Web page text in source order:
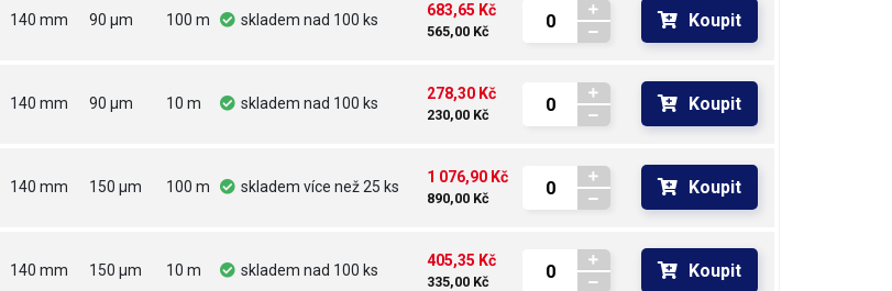
140 mm 90 µm 100 m skladem nad 100 ks
683,65 Kč
565,00 Kč
Koupit
140 mm 90 µm 10 m skladem nad 100 ks
278,30 Kč
230,00 Kč
Koupit
140 mm 150 µm 100 m skladem více než 25 ks
1 076,90 Kč
890,00 Kč
Koupit
140 mm 150 µm 10 m skladem nad 100 ks
405,35 Kč
335,00 Kč
Koupit